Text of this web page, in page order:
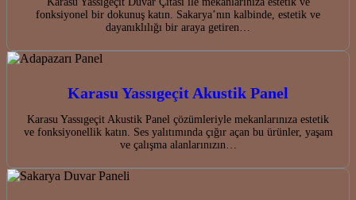
fonksiyonel bir dokunuş katın. Sakarya’nın kalbinde, estetik ve
dayanıklılığı bir araya getiren…
Karasu Yassıgeçit Akustik Panel
Karasu Yassıgeçit Akustik Panel çözümleriyle mekanlarınıza estetik
ve fonksiyonellik katın. Ses yalıtımında çığır açan bu ürünler, yaşam
ve çalışma alanlarınızın…